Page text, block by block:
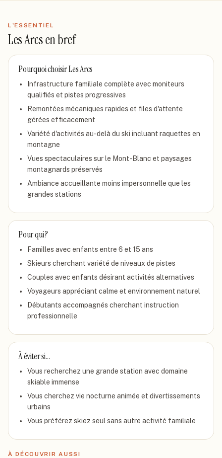
L'ESSENTIEL
Les Arcsen bref
Pourquoi choisirLes Arcs
Infrastructure familiale complète avec moniteurs
qualifiés et pistes progressives
Remontées mécaniques rapides et files d'attente
gérées efficacement
Variété d'activités au-delà du ski incluant raquettes en
montagne
Vues spectaculaires sur le Mont-Blanc et paysages
montagnards préservés
Ambiance accueillante moins impersonnelle que les
grandes stations
Pour qui ?
Familles avec enfants entre 6 et 15 ans
Skieurs cherchant variété de niveaux de pistes
Couples avec enfants désirant activités alternatives
Voyageurs appréciant calme et environnement naturel
Débutants accompagnés cherchant instruction
professionnelle
À éviter si…
Vous recherchez une grande station avec domaine
skiable immense
Vous cherchez vie nocturne animée et divertissements
urbains
Vous préférez skiez seul sans autre activité familiale
À DÉCOUVRIR AUSSI